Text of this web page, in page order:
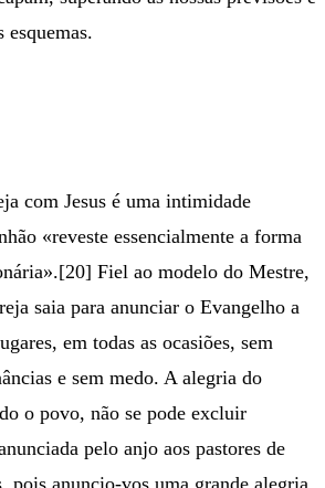
esquemas.
com Jesus é uma intimidade
«reveste essencialmente a forma
Fiel ao modelo do Mestre,
saia para anunciar o Evangelho a
em todas as ocasiões, sem
e sem medo. A alegria do
o povo, não se pode excluir
pelo anjo aos pastores de